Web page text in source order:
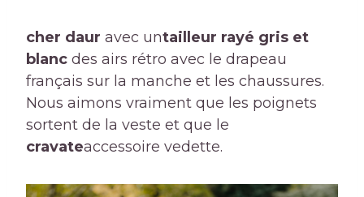
cher daur avec untailleur rayé gris et
blanc des airs rétro avec le drapeau
français sur la manche et les chaussures.
Nous aimons vraiment que les poignets
sortent de la veste et que le
cravateaccessoire vedette.